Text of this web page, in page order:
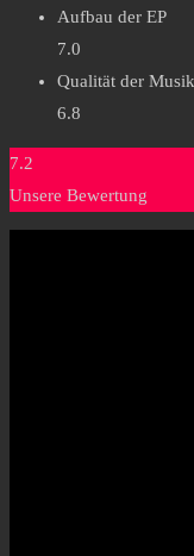
Aufbau der EP
7.0
Qualität der Musik
6.8
7.2
Unsere Bewertung